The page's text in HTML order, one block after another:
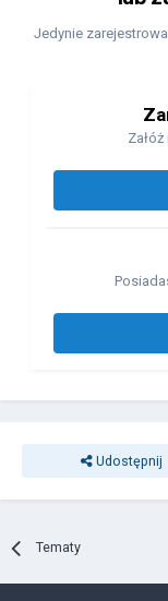
Jedynie
Udostępnij
Tematy